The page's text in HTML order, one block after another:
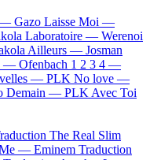
— Gazo Laisse Moi —
Laboratoire — Werenoi
Ailleurs — Josman
— Ofenbach 1 2 3 4 —
— PLK No love —
Demain — PLKAvec Toi
The Real Slim
Me — Eminem Traduction